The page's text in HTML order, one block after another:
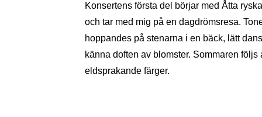
Konsertens första del börjar med Åtta
och tar med mig på en dagdrömsresa.
hoppandes på stenarna i en bäck, lätt
känna doften av blomster. Sommaren
eldsprakande färger.